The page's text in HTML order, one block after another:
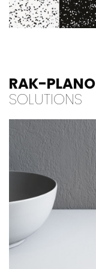
RAK-PLANO
SOLUTIONS